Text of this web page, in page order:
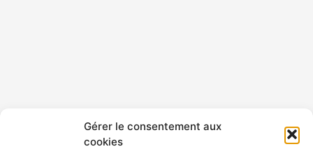
Gérer le consentement aux
cookies